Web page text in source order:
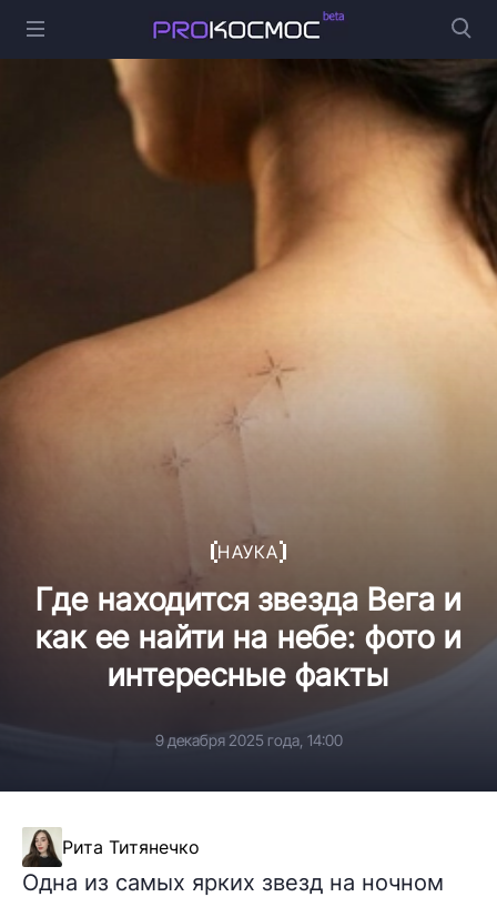
НАУКА
Где находится звезда Вега и
как ее найти на небе: фото и
интересные факты
9 декабря 2025 года, 14:00
Рита Титянечко
Одна из самых ярких звезд на ночном